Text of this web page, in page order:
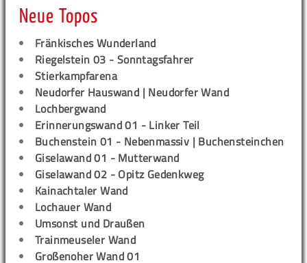
Neue Topos
Fränkisches Wunderland
Riegelstein 03 - Sonntagsfahrer
Stierkampfarena
Neudorfer Hauswand | Neudorfer Wand
Lochbergwand
Erinnerungswand 01 - Linker Teil
Buchenstein 01 - Nebenmassiv | Buchensteinchen
Giselawand 01 - Mutterwand
Giselawand 02 - Opitz Gedenkweg
Kainachtaler Wand
Lochauer Wand
Umsonst und Draußen
Trainmeuseler Wand
Großenoher Wand 01